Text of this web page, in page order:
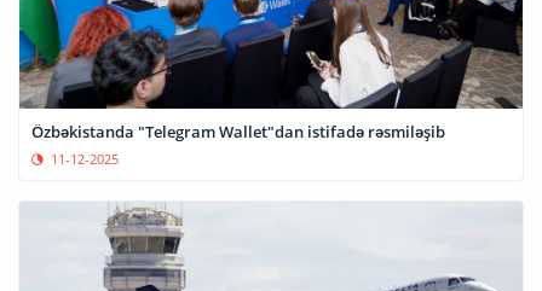
Özbəkistanda "Telegram Wallet"dan istifadə rəsmiləşib
11-12-2025